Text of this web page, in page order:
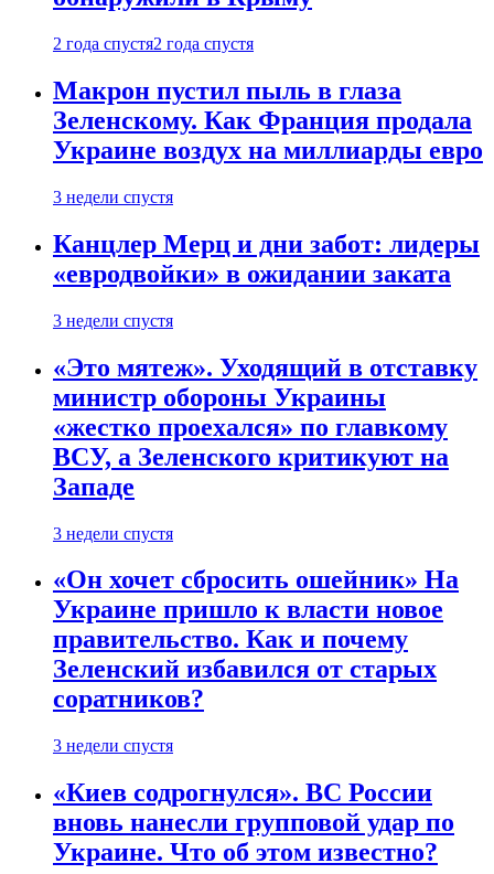
2 года спустя2 года спустя
Макрон пустил пыль в глаза
Зеленскому. Как Франция продала
Украине воздух на миллиарды евро
3 недели спустя
Канцлер Мерц и дни забот: лидеры
«евродвойки» в ожидании заката
3 недели спустя
«Это мятеж». Уходящий в отставку
министр обороны Украины
«жестко проехался» по главкому
ВСУ, а Зеленского критикуют на
Западе
3 недели спустя
«Он хочет сбросить ошейник» На
Украине пришло к власти новое
правительство. Как и почему
Зеленский избавился от старых
соратников?
3 недели спустя
«Киев содрогнулся». ВС России
вновь нанесли групповой удар по
Украине. Что об этом известно?